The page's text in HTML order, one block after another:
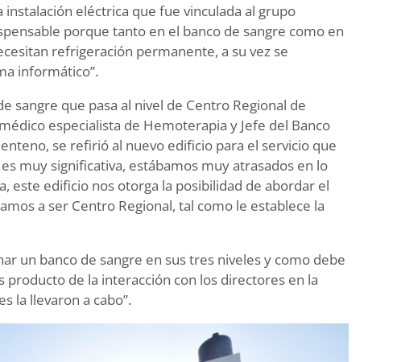
eléctrica que fue vinculada al grupo
porque tanto en el banco de sangre como en
refrigeración permanente, a su vez se
informático”.
sangre que pasa al nivel de Centro Regional de
especialista de Hemoterapia y Jefe del Banco
se refirió al nuevo edificio para el servicio que
muy significativa, estábamos muy atrasados en lo
este edificio nos otorga la posibilidad de abordar el
a ser Centro Regional, tal como le establece la
un banco de sangre en sus tres niveles y como debe
producto de la interacción con los directores en la
la llevaron a cabo”.